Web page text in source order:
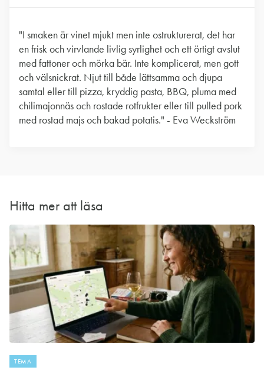
"I smaken är vinet mjukt men inte ostrukturerat, det har
en frisk och virvlande livlig syrlighet och ett örtigt avslut
med fattoner och mörka bär. Inte komplicerat, men gott
och välsnickrat. Njut till både lättsamma och djupa
samtal eller till pizza, kryddig pasta, BBQ, pluma med
chilimajonnäs och rostade rotfrukter eller till pulled pork
med rostad majs och bakad potatis." - Eva Weckström
Hitta mer att läsa
TEMA